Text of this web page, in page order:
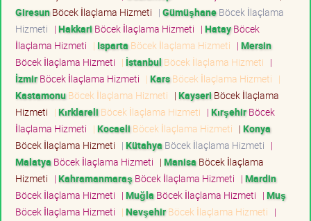
GiresunBöcek İlaçlama Hizmeti | GümüşhaneBöcek İlaçlama
Hizmeti | Hakkari Böcek İlaçlama Hizmeti | HatayBöcek
İlaçlama Hizmeti | Isparta Böcek İlaçlama Hizmeti | Mersin
Böcek İlaçlama Hizmeti | İstanbul Böcek İlaçlama Hizmeti |
İzmirBöcek İlaçlama Hizmeti | KarsBöcek İlaçlama Hizmeti |
KastamonuBöcek İlaçlama Hizmeti | Kayseri Böcek İlaçlama
Hizmeti | Kırklareli Böcek İlaçlama Hizmeti | KırşehirBöcek
İlaçlama Hizmeti | Kocaeli Böcek İlaçlama Hizmeti | Konya
Böcek İlaçlama Hizmeti | Kütahya Böcek İlaçlama Hizmeti |
Malatya Böcek İlaçlama Hizmeti | Manisa Böcek İlaçlama
Hizmeti | Kahramanmaraş Böcek İlaçlama Hizmeti | Mardin
Böcek İlaçlama Hizmeti | Muğla Böcek İlaçlama Hizmeti | Muş
Böcek İlaçlama Hizmeti | NevşehirBöcek İlaçlama Hizmeti |